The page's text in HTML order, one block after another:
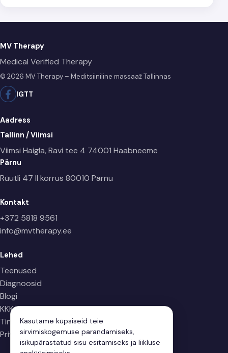
MV Therapy
Medical Verified Therapy
© 2026 MV Therapy – Meditsiiniline massaaž Tallinnas
IGTT
Aadress
Tallinn / Viimsi
Viimsi Haigla, Ravi tee 4 74001 Haabneeme
Pärnu
Rüütli 47 II korrus 80010 Pärnu
Kontakt
+372 5818 9561
info@mvtherapy.ee
Lehed
Teenused
Diagnoosid
Blogi
KKK
Tingimused
Privaatsuspoliitika
Kasutame küpsiseid teie
sirvimiskogemuse parandamiseks,
isikupärastatud sisu esitamiseks ja liikluse